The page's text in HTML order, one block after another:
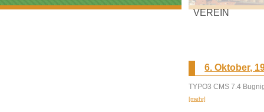
VEREIN
6. Oktober,
TYPO3 CMS 7.4
[mehr]